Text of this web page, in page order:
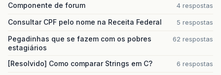
Componente de forum 4 respostas
Consultar CPF pelo nome na Receita Federal 5 respostas
Pegadinhas que se fazem com os pobres
estagiários
62 respostas
[Resolvido] Como comparar Strings em C? 6 respostas